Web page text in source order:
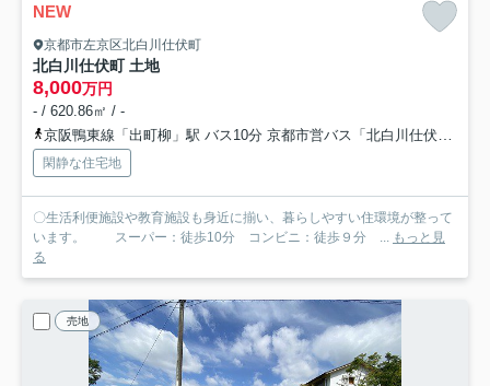
NEW
京都市左京区北白川仕伏町
北白川仕伏町 土地
8,000万円
- / 620.86㎡ / -
京阪鴨東線「出町柳」駅 バス10分 京都市営バス「北白川仕伏町」 停歩2分
閑静な住宅地
〇生活利便施設や教育施設も身近に揃い、暮らしやすい住環境が整って
います。 スーパー：徒歩10分 コンビニ：徒歩９分 ... もっと見
る
売地